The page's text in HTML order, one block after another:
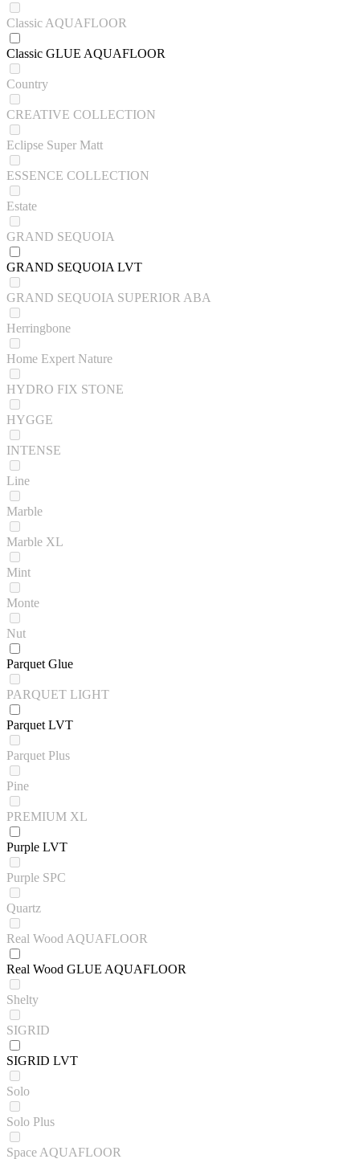
Classic AQUAFLOOR
Classic GLUE AQUAFLOOR
Country
CREATIVE COLLECTION
Eclipse Super Matt
ESSENCE COLLECTION
Estate
GRAND SEQUOIA
GRAND SEQUOIA LVT
GRAND SEQUOIA SUPERIOR ABA
Herringbone
Home Expert Nature
HYDRO FIX STONE
HYGGE
INTENSE
Line
Marble
Marble XL
Mint
Monte
Nut
Parquet Glue
PARQUET LIGHT
Parquet LVT
Parquet Plus
Pine
PREMIUM XL
Purple LVT
Purple SPC
Quartz
Real Wood AQUAFLOOR
Real Wood GLUE AQUAFLOOR
Shelty
SIGRID
SIGRID LVT
Solo
Solo Plus
Space AQUAFLOOR